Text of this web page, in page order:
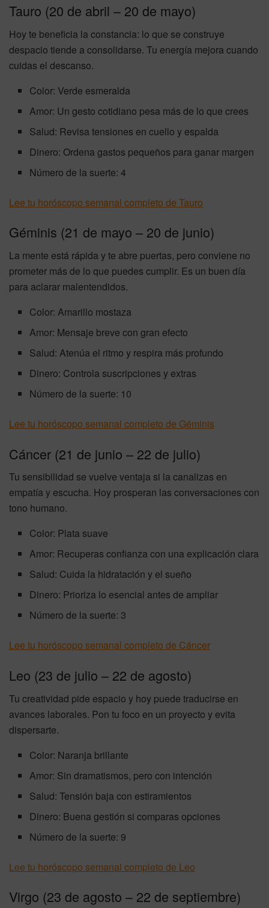
Tauro (20 de abril – 20 de mayo)
Hoy te beneficia la constancia: lo que se construye
despacio tiende a consolidarse. Tu energía mejora cuando
cuidas el descanso.
Color: Verde esmeralda
Amor: Un gesto cotidiano pesa más de lo que crees
Salud: Revisa tensiones en cuello y espalda
Dinero: Ordena gastos pequeños para ganar margen
Número de la suerte: 4
Lee tu horóscopo semanal completo de Tauro
Géminis (21 de mayo – 20 de junio)
La mente está rápida y te abre puertas, pero conviene no
prometer más de lo que puedes cumplir. Es un buen día
para aclarar malentendidos.
Color: Amarillo mostaza
Amor: Mensaje breve con gran efecto
Salud: Atenúa el ritmo y respira más profundo
Dinero: Controla suscripciones y extras
Número de la suerte: 10
Lee tu horóscopo semanal completo de Géminis
Cáncer (21 de junio – 22 de julio)
Tu sensibilidad se vuelve ventaja si la canalizas en
empatía y escucha. Hoy prosperan las conversaciones con
tono humano.
Color: Plata suave
Amor: Recuperas confianza con una explicación clara
Salud: Cuida la hidratación y el sueño
Dinero: Prioriza lo esencial antes de ampliar
Número de la suerte: 3
Lee tu horóscopo semanal completo de Cáncer
Leo (23 de julio – 22 de agosto)
Tu creatividad pide espacio y hoy puede traducirse en
avances laborales. Pon tu foco en un proyecto y evita
dispersarte.
Color: Naranja brillante
Amor: Sin dramatismos, pero con intención
Salud: Tensión baja con estiramientos
Dinero: Buena gestión si comparas opciones
Número de la suerte: 9
Lee tu horóscopo semanal completo de Leo
Virgo (23 de agosto – 22 de septiembre)